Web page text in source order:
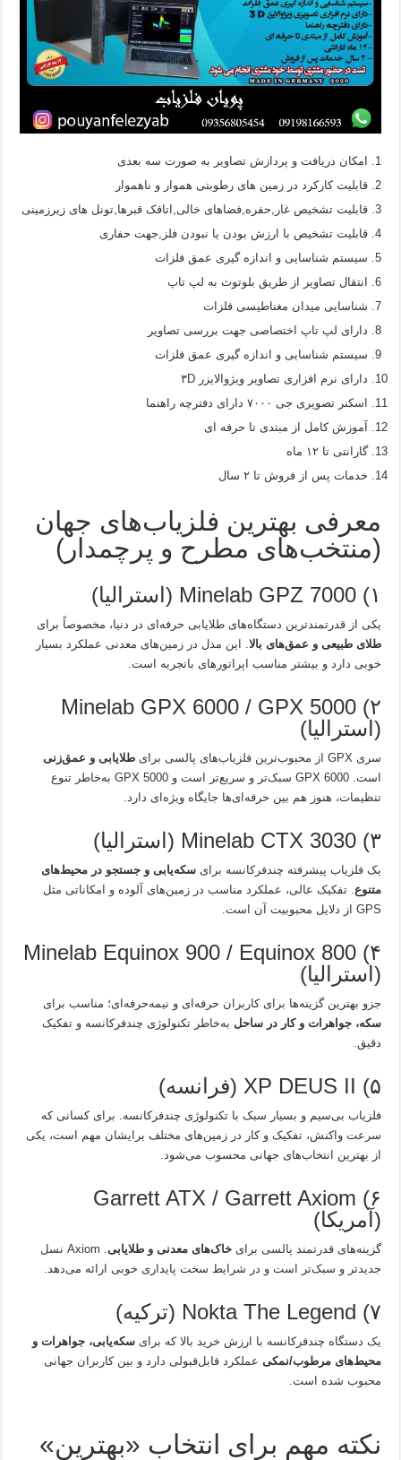
امکان دریافت و پردازش تصاویر به صورت سه بعدی
قابلیت کارکرد در زمین های رطوبتی هموار و ناهموار
قابلیت تشخیص غار,حفره,فضاهای خالی,اتاقک قبرها,تونل های زیرزمینی
قابلیت تشخیص با ارزش بودن یا نبودن فلز,جهت حفاری
سیستم شناسایی و اندازه گیری عمق فلزات
انتقال تصاویر از طریق بلوتوث به لپ تاپ
شناسایی میدان مغناطیسی فلزات
دارای لپ تاپ اختصاصی جهت بررسی تصاویر
سیستم شناسایی و اندازه گیری عمق فلزات
دارای نرم افزاری تصاویر ویژوالایزر ۳D
اسکنر تصویری جی ۷۰۰۰ دارای دفترچه راهنما
آموزش کامل از مبتدی تا حرفه ای
گارانتی تا ۱۲ ماه
خدمات پس از فروش تا ۲ سال
معرفی بهترین فلزیاب‌های جهان
(منتخب‌های مطرح و پرچمدار)
۱) Minelab GPZ 7000 (استرالیا)
یکی از قدرتمندترین دستگاه‌های طلایابی حرفه‌ای در دنیا، مخصوصاً برای
طلای طبیعی و عمق‌های بالا . این مدل در زمین‌های معدنی عملکرد بسیار
خوبی دارد و بیشتر مناسب اپراتورهای باتجربه است.
۲) Minelab GPX 6000 / GPX 5000
(استرالیا)
سری GPX از محبوب‌ترین فلزیاب‌های پالسی برای
طلایابی و عمق‌زنی
است. GPX 6000 سبک‌تر و سریع‌تر است و GPX 5000 به‌خاطر تنوع
تنظیمات، هنوز هم بین حرفه‌ای‌ها جایگاه ویژه‌ای دارد.
۳) Minelab CTX 3030 (استرالیا)
یک فلزیاب پیشرفته چندفرکانسه برایسکه‌یابی و جستجو در محیط‌های
متنوع . تفکیک عالی، عملکرد مناسب در زمین‌های آلوده و امکاناتی مثل
GPS از دلایل محبوبیت آن است.
۴) Minelab Equinox 900 / Equinox 800
(استرالیا)
جزو بهترین گزینه‌ها برای کاربران حرفه‌ای و نیمه‌حرفه‌ای؛ مناسب برای
سکه، جواهرات و کار در ساحل به‌خاطر تکنولوژی چندفرکانسه و تفکیک
دقیق.
۵) XP DEUS II (فرانسه)
فلزیاب بی‌سیم و بسیار سبک با تکنولوژی چندفرکانسه. برای کسانی که
سرعت واکنش، تفکیک و کار در زمین‌های مختلف برایشان مهم است، یکی
از بهترین انتخاب‌های جهانی محسوب می‌شود.
۶) Garrett ATX / Garrett Axiom
(آمریکا)
گزینه‌های قدرتمند پالسی برایخاک‌های معدنی و طلایابی
. Axiom نسل
جدیدتر و سبک‌تر است و در شرایط سخت پایداری خوبی ارائه می‌دهد.
۷) Nokta The Legend (ترکیه)
یک دستگاه چندفرکانسه با ارزش خرید بالا که برایسکه‌یابی، جواهرات و
محیط‌های مرطوب/نمکی عملکرد قابل‌قبولی دارد و بین کاربران جهانی
محبوب شده است.
نکته مهم برای انتخاب «بهترین»